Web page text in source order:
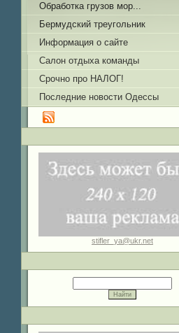
Обработка грузов мор...
Бермудский треугольник
Информация о сайте
Салон отдыха команды
Срочно про НАЛОГ!
Последние новости Одессы
stifler_ya@ukr.net